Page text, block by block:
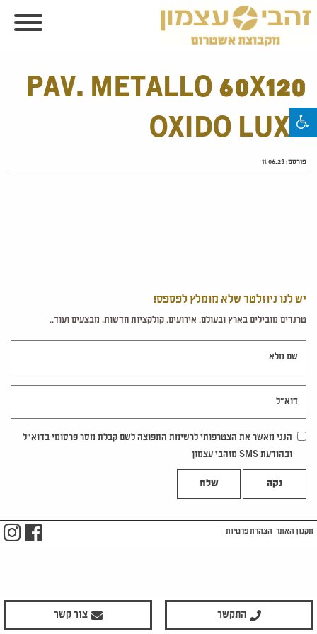
PAV. METALLO 60X120
OXIDO LUXE
פורסם:11.06.23
יש לנו ניוזלטר שלא מומלץ לפספס!
טרנדים מובילים בארץ ובעולם, אירועים, קולקציות חדשות, מבצעים ועוד..
הנני מאשר את הצטרפותי לרשימת התפוצה לשם קבלת מסר פרסומי בדוא"ל
ובהודעת SMS מזהבי עצמון
נקה
התקשר צור קשר
תקנון האתר הצהרת פרטיות